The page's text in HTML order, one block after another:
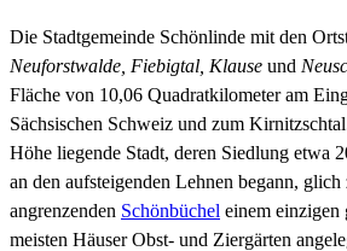
Die Stadtgemeinde Schönlinde mit den
Neuforstwalde, Fiebigtal, Klause und
Fläche von 10,06 Quadratkilometer am
Sächsischen Schweiz und zum
Höhe liegende Stadt, deren Siedlung etwa
an den aufsteigenden Lehnen begann,
angrenzenden Schönbüchel einem einzigen
meisten Häuser Obst- und Ziergärten